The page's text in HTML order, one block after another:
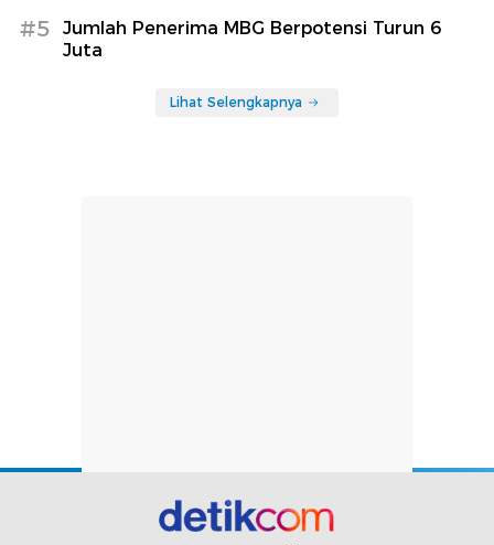
#5
Jumlah Penerima MBG Berpotensi Turun 6
Juta
Lihat Selengkapnya